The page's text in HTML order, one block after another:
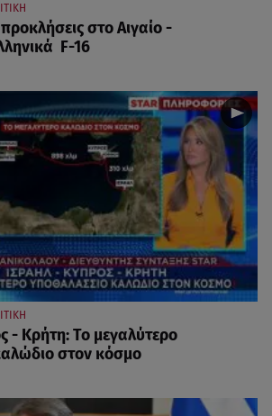
στο Αιγαίο -
F-16
- Κρήτη: Το μεγαλύτερο
στον κόσμο